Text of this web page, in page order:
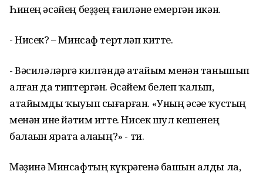
Һинең әсәйең беҙҙең ғаиләне емергән икән.
- Нисек? – Минсаф тертләп китте.
- Вәсиләләргә килгәндә атайым менән танышып
алған да типтергән. Әсәйем белеп ҡалып,
атайымды ҡыуып сығарған. «Уның әсәһе ҡустың
менән һине йәтим итте. Нисек шул кешенең
балаһын ярата алаһың?» - ти.
Мәҙинә Минсафтың күкрәгенә башын һалды ла,